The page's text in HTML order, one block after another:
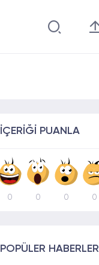
İÇERİĞİ PUANLA
0 0 0 0
POPÜLER HABERLER